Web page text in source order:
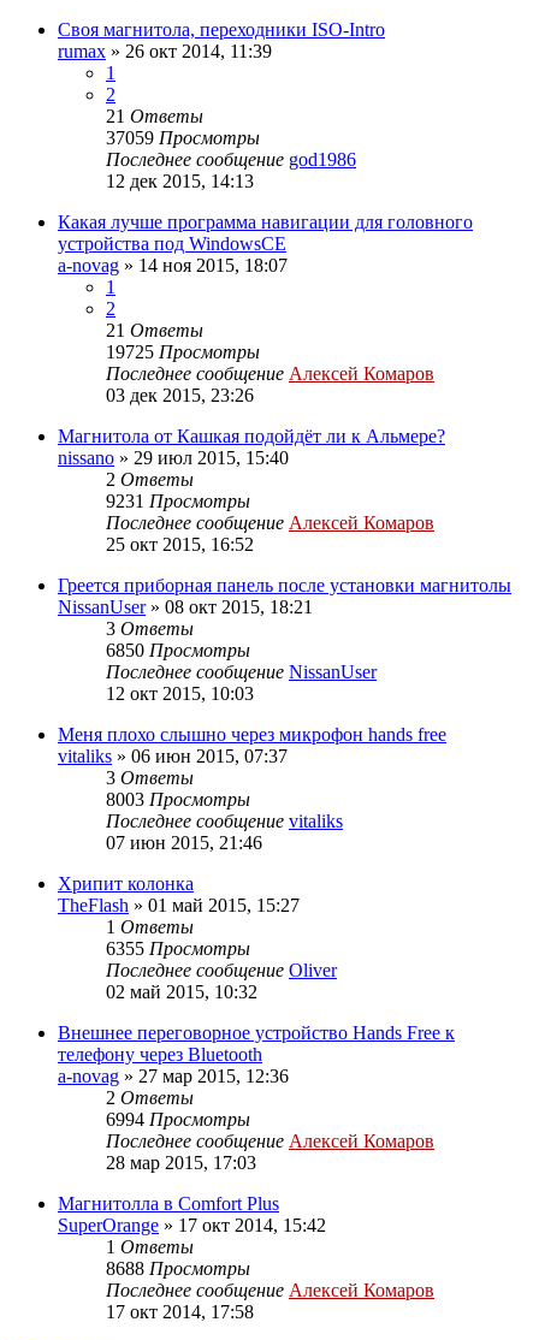
Своя магнитола, переходники ISO-Intro
rumax » 26 окт 2014, 11:39
1
2
21 Ответы
37059 Просмотры
Последнее сообщение god1986
12 дек 2015, 14:13
Какая лучше программа навигации для головного
устройства под WindowsCE
a-novag » 14 ноя 2015, 18:07
1
2
21 Ответы
19725 Просмотры
Последнее сообщение Алексей Комаров
03 дек 2015, 23:26
Магнитола от Кашкая подойдёт ли к Альмере?
nissano » 29 июл 2015, 15:40
2 Ответы
9231 Просмотры
Последнее сообщение Алексей Комаров
25 окт 2015, 16:52
Греется приборная панель после установки магнитолы
NissanUser» 08 окт 2015, 18:21
3 Ответы
6850 Просмотры
Последнее сообщение NissanUser
12 окт 2015, 10:03
Меня плохо слышно через микрофон hands free
vitaliks » 06 июн 2015, 07:37
3 Ответы
8003 Просмотры
Последнее сообщение vitaliks
07 июн 2015, 21:46
Хрипит колонка
TheFlash » 01 май 2015, 15:27
1 Ответы
6355 Просмотры
Последнее сообщение Oliver
02 май 2015, 10:32
Внешнее переговорное устройство Hands Free к
телефону через Bluetooth
a-novag » 27 мар 2015, 12:36
2 Ответы
6994 Просмотры
Последнее сообщение Алексей Комаров
28 мар 2015, 17:03
Магнитолла в Comfort Plus
SuperOrange » 17 окт 2014, 15:42
1 Ответы
8688 Просмотры
Последнее сообщение Алексей Комаров
17 окт 2014, 17:58